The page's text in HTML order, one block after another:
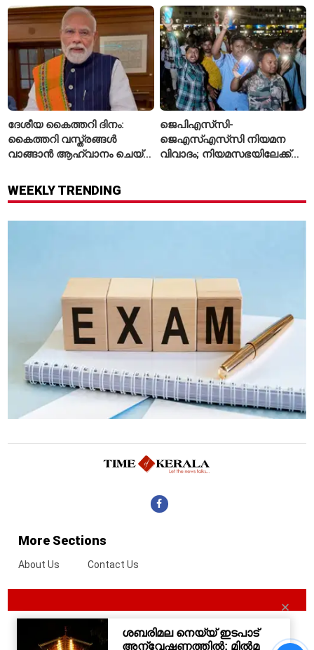
ഐഎംഡി
ദേശീയ കൈത്തറി ദിനം:
കൈത്തറി വസ്ത്രങ്ങൾ
വാങ്ങാൻ ആഹ്വാനം ചെയ്ത്
ജെപിഎസ്‌സി-
ജെഎസ്എസ്‌സി നിയമന
വിവാദം; നിയമസഭയിലേക്ക്
WEEKLY TRENDING
More Sections
About Us Contact Us